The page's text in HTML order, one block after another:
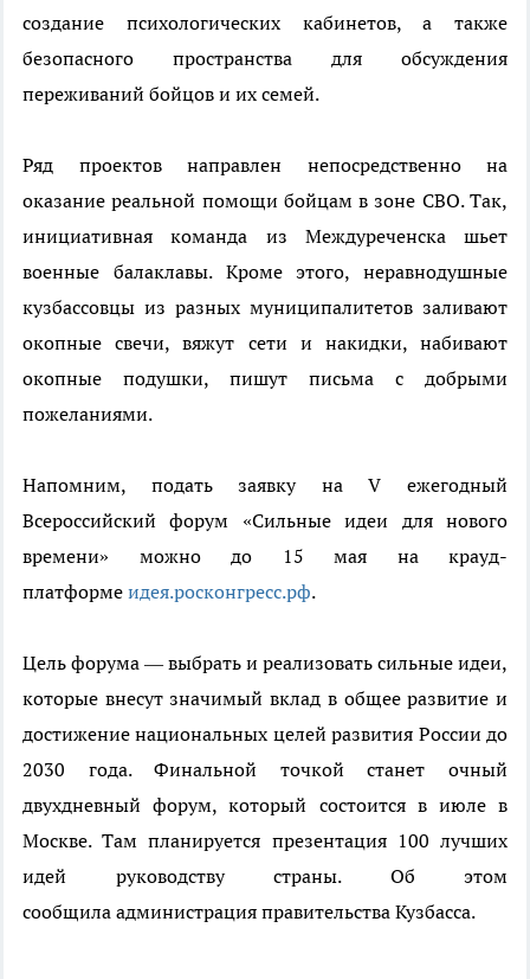
создание психологических кабинетов, а также
безопасного пространства для обсуждения
переживаний бойцов и их семей.
Ряд проектов направлен непосредственно на
оказание реальной помощи бойцам в зоне СВО. Так,
инициативная команда из Междуреченска шьет
военные балаклавы. Кроме этого, неравнодушные
кузбассовцы из разных муниципалитетов заливают
окопные свечи, вяжут сети и накидки, набивают
окопные подушки, пишут письма с добрыми
пожеланиями.
Напомним, подать заявку на V ежегодный
Всероссийский форум «Сильные идеи для нового
времени» можно до 15 мая на крауд-
платформе идея.росконгресс.рф.
Цель форума — выбрать и реализовать сильные идеи,
которые внесут значимый вклад в общее развитие и
достижение национальных целей развития России до
2030 года. Финальной точкой станет очный
двухдневный форум, который состоится в июле в
Москве. Там планируется презентация 100 лучших
идей руководству страны. Об этом
сообщила администрация правительства Кузбасса.